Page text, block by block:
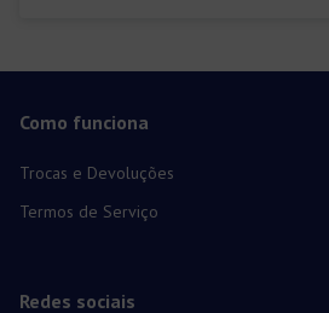
Como funciona
Trocas e Devoluções
Termos de Serviço
Redes sociais